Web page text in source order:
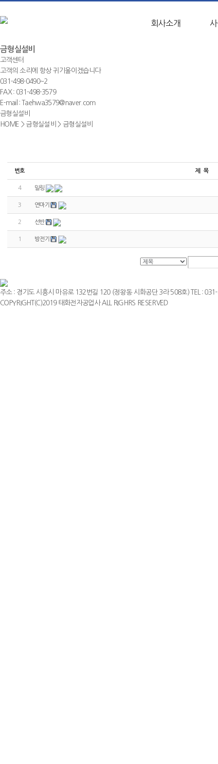
회사소개
금형실설비
고객센터
고객의 소리에 항상 귀기울이겠습니다
031-498-0490~2
FAX : 031-498-3579
E-mail : Taehwa3579@naver.com
금형실설비
HOME > 금형실설비 > 금형실설비
번호 제 목
4 밀링
3 연마기
2 선반
1 방전기
주소 : 경기도 시흥시 마유로 132번길 120 (정왕동 시화공단 3라 508호) TEL :
COPYRIGHT(C)2019 태화전자공업사 ALL RIGHRS RESERVED